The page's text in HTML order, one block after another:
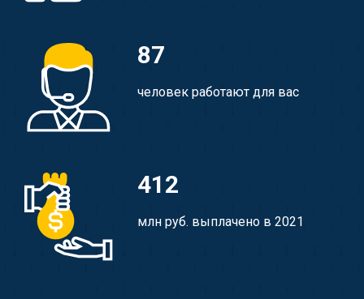
87
человек работают для вас
412
млн руб. выплачено в 2021